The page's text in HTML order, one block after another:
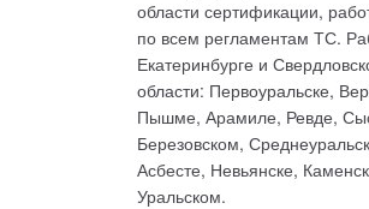
области сертификации,
по всем регламентам ТС.
Екатеринбурге и
области: Первоуральске,
Пышме, Арамиле, Ревде,
Березовском,
Асбесте, Невьянске,
Уральском.